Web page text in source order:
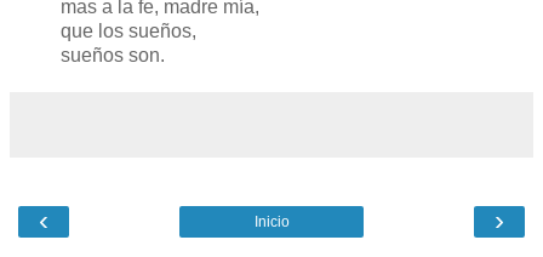
mas a la fe, madre mía,
que los sueños,
sueños son.
‹ ›
Inicio